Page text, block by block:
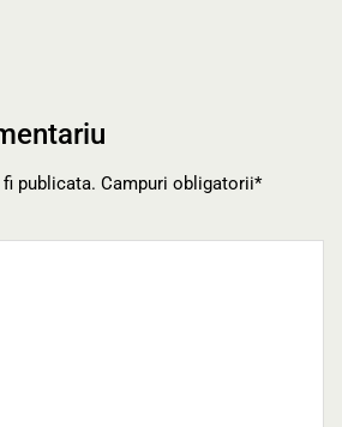
publicata. Campuri obligatorii*